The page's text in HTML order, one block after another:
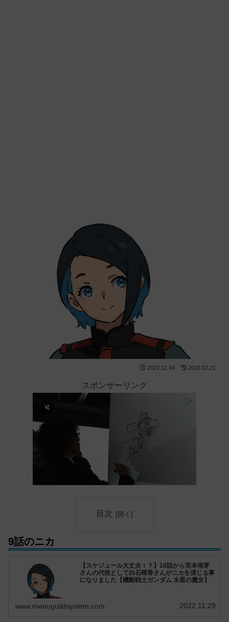
2022.12.04 2023.02.21
スポンサーリンク
目次
9話のニカ
【スケジュール大丈夫！？】10話から宮本侑芽
さんの代役として白石晴香さんがニカを演じる事
になりました【機動戦士ガンダム 水星の魔女】
www.menuguildsystem.com 2022.11.29